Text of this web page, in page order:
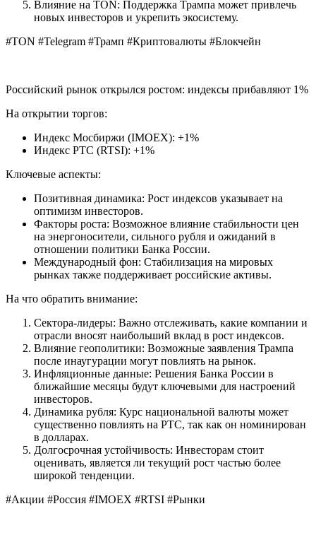
Влияние на TON: Поддержка Трампа может привлечь
новых инвесторов и укрепить экосистему.
#TON #Telegram #Трамп #Криптовалюты #Блокчейн
Российский рынок открылся ростом: индексы прибавляют 1%
На открытии торгов:
Индекс Мосбиржи (IMOEX): +1%
Индекс РТС (RTSI): +1%
Ключевые аспекты:
Позитивная динамика: Рост индексов указывает на
оптимизм инвесторов.
Факторы роста: Возможное влияние стабильности цен
на энергоносители, сильного рубля и ожиданий в
отношении политики Банка России.
Международный фон: Стабилизация на мировых
рынках также поддерживает российские активы.
На что обратить внимание:
Сектора-лидеры: Важно отслеживать, какие компании и
отрасли вносят наибольший вклад в рост индексов.
Влияние геополитики: Возможные заявления Трампа
после инаугурации могут повлиять на рынок.
Инфляционные данные: Решения Банка России в
ближайшие месяцы будут ключевыми для настроений
инвесторов.
Динамика рубля: Курс национальной валюты может
существенно повлиять на РТС, так как он номинирован
в долларах.
Долгосрочная устойчивость: Инвесторам стоит
оценивать, является ли текущий рост частью более
широкой тенденции.
#Акции #Россия #IMOEX #RTSI #Рынки